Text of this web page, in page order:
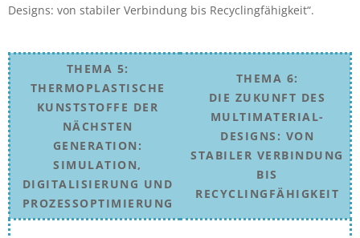
Designs: von stabiler Verbindung bis Recyclingfähigkeit“.
THEMA 5:
THERMOPLASTISCHE
KUNSTSTOFFE DER
NÄCHSTEN
GENERATION:
SIMULATION,
DIGITALISIERUNG UND
PROZESSOPTIMIERUNG
THEMA 6:
DIE ZUKUNFT DES
MULTIMATERIAL-
DESIGNS: VON
STABILER VERBINDUNG
BIS
RECYCLINGFÄHIGKEIT